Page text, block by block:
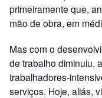
primeiramente que,
mão de obra, em
Mas com o
de trabalho diminuiu,
trabalhadores-
serviços. Hoje, aliás,